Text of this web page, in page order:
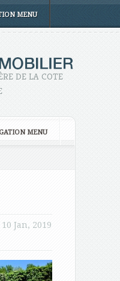
MENU
DE LA COTE
MENU
Jan, 2019